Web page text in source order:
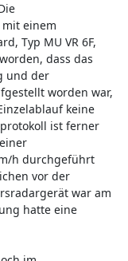
einem
Typ MU VR 6F,
dass das
und der
worden war,
keine
ist ferner
h durchgeführt
vor der
war am
hatte eine